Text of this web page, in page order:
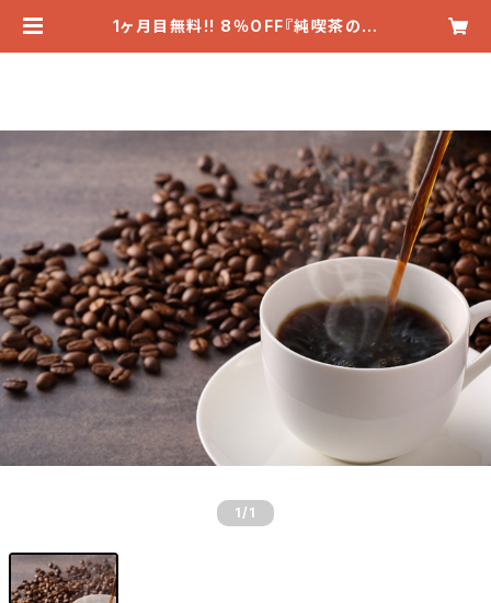
1ヶ月目無料!! 8％OFF『純喫茶の昭
1 /1